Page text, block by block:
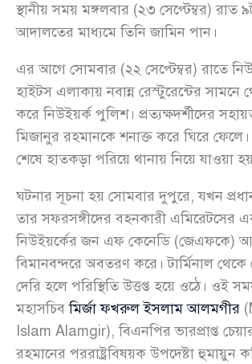
স্থানীয় সময় মঙ্গলবার (২৩ সেপ্টেম্বর) রাত
আদালতের মাধ্যমে তিনি জামিন পান।
এর আগে সোমবার (২২ সেপ্টেম্বর) রাতে
হাইটস এলাকায় নবান্ন রেস্টুরেন্টের
করে নিউইয়র্ক পুলিশ। প্রত্যক্ষদর্শীদের
মিজানুর রহমানকে শনাক্ত করে ঘিরে ফেলে।
শেষে হাতকড়া পরিয়ে থানায় নিয়ে যাওয়া
ঘটনার সূচনা হয় সোমবার দুপুরে, যখন
তার সফরসঙ্গীদের বহনকারী এমিরেটসের
নিউইয়র্কের জন এফ কেনেডি (জেএফকে)
বিমানবন্দরে অবতরণ করে। টার্মিনাল
দেরি হলে পরিস্থিতি উত্তপ্ত হয়ে ওঠে। ওই
মহাসচিবমির্জা ফখরুল ইসলাম আলমগীর
Islam Alamgir), বিএনপির ভারপ্রাপ্ত
রহমানের পররাষ্ট্রবিষয়ক উপদেষ্টা হুমায়ুন